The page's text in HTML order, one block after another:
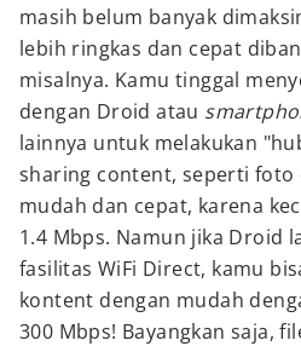
masih belum banyak
lebih ringkas dan cepat
misalnya. Kamu tinggal
dengan Droid atau
lainnya untuk melakukan
sharing content, seperti foto
mudah dan cepat, karena
1.4 Mbps. Namun jika Droid
fasilitas WiFi Direct, kamu
kontent dengan mudah
300 Mbps! Bayangkan saja,